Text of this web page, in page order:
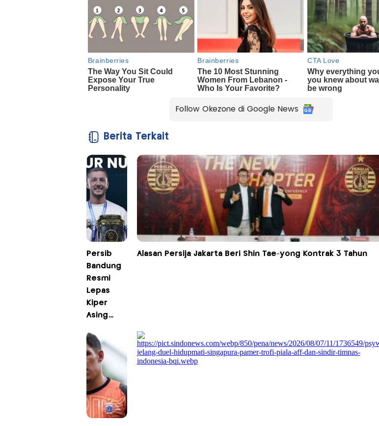
Follow Okezone di Google News
Berita Terkait
Persib
Bandung
Resmi
Lepas
Kiper
Asing
Przybek
Alasan Persija Jakarta Beri Shin Tae-yong Kontrak 3 Tahun